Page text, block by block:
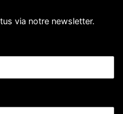
via notre newsletter.